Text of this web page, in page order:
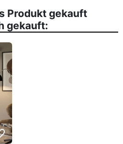
Produkt gekauft
gekauft: